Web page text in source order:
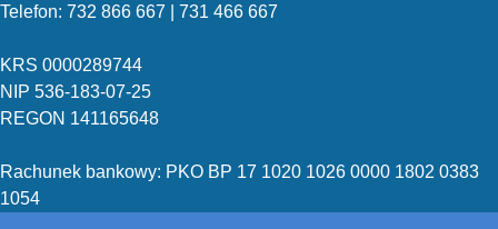
Telefon: 732 866 667 | 731 466 667
KRS 0000289744
NIP 536-183-07-25
REGON 141165648
Rachunek bankowy: PKO BP 17 1020 1026 0000 1802 0383
1054